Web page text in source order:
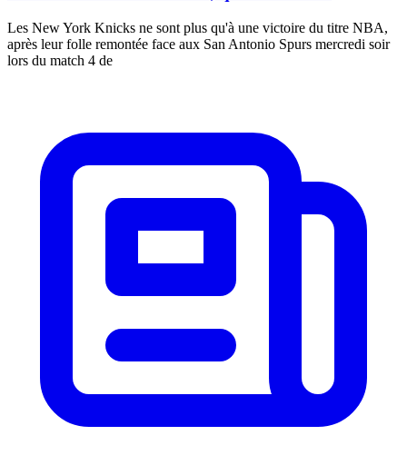
Les New York Knicks ne sont plus qu'à une victoire du titre NBA,
après leur folle remontée face aux San Antonio Spurs mercredi soir
lors du match 4 de